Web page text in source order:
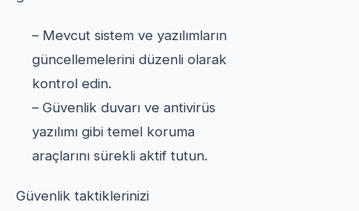
– Mevcut sistem ve yazılımların
güncellemelerini düzenli olarak
kontrol edin.
– Güvenlik duvarı ve antivirüs
yazılımı gibi temel koruma
araçlarını sürekli aktif tutun.
Güvenlik taktiklerinizi